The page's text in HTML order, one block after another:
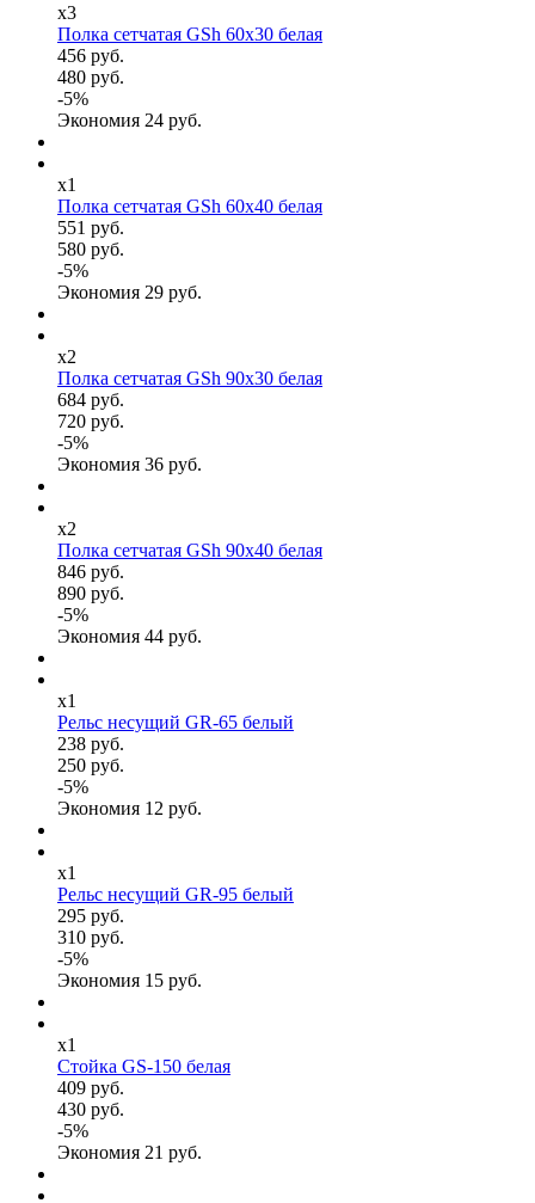
x3
Полка сетчатая GSh 60х30 белая
456 руб.
480 руб.
-5%
Экономия 24 руб.
x1
Полка сетчатая GSh 60х40 белая
551 руб.
580 руб.
-5%
Экономия 29 руб.
x2
Полка сетчатая GSh 90х30 белая
684 руб.
720 руб.
-5%
Экономия 36 руб.
x2
Полка сетчатая GSh 90х40 белая
846 руб.
890 руб.
-5%
Экономия 44 руб.
x1
Рельс несущий GR-65 белый
238 руб.
250 руб.
-5%
Экономия 12 руб.
x1
Рельс несущий GR-95 белый
295 руб.
310 руб.
-5%
Экономия 15 руб.
x1
Стойка GS-150 белая
409 руб.
430 руб.
-5%
Экономия 21 руб.